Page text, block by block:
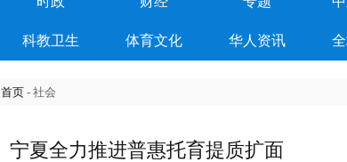
科教卫生 体育文化 华人资讯
首页 - 社会
宁夏全力推进普惠托育提质扩面